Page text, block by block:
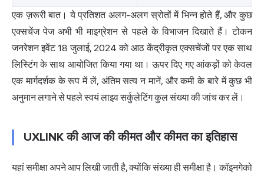
एक ज़रूरी बात। ये प्रतिशत अलग-अलग स्रोतों में भिन्न होते हैं, और कुछ
एक्सचेंज पेज अभी भी माइग्रेशन से पहले के विभाजन दिखाते हैं। टोकन
जनरेशन इवेंट 18 जुलाई, 2024 को आठ केंद्रीकृत एक्सचेंजों पर एक साथ
लिस्टिंग के साथ आयोजित किया गया था। ऊपर दिए गए आंकड़ों को केवल
एक मार्गदर्शक के रूप में लें, अंतिम सत्य न मानें, और कमी के बारे में कुछ भी
अनुमान लगाने से पहले स्वयं लाइव सर्कुलेटिंग कुल संख्या की जांच कर लें।
UXLINK की आज की कीमत और कीमत का इतिहास
यहां समीक्षा अपने आप लिखी जाती है, क्योंकि संख्या ही समीक्षा है।कॉइनगेको